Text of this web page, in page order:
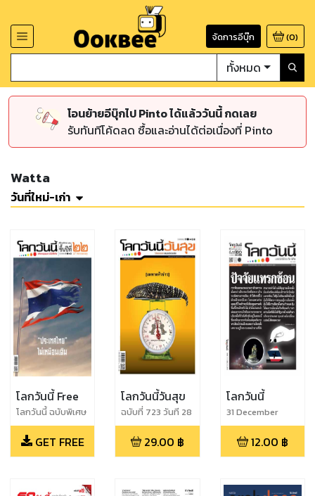
จัดการอีบุ๊ก (0)
ทั้งหมด
โอนย้ายอีบุ๊กไป Pinto ได้แล้ววันนี้ กดเลย
รับทันทีโค้ดลด ซื้อและอ่านได้ต่อเนื่องที่ Pinto
Watta
วันที่ใหม่-เก่า
โลกวันนี้ Free
โลกวันนี้ ฉบับพิเศษ
GET FREE
โลกวันนี้วันสุข
ฉบับที่ 723 วันที 28
มิถุนายน - 5
กรกฎาคม
พ.ศ.2562
29.00 ฿
โลกวันนี้
31 December
2018
12.00 ฿